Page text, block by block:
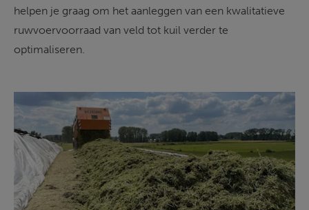
helpen je graag om het aanleggen van een kwalitatieve
ruwvoervoorraad van veld tot kuil verder te
optimaliseren.